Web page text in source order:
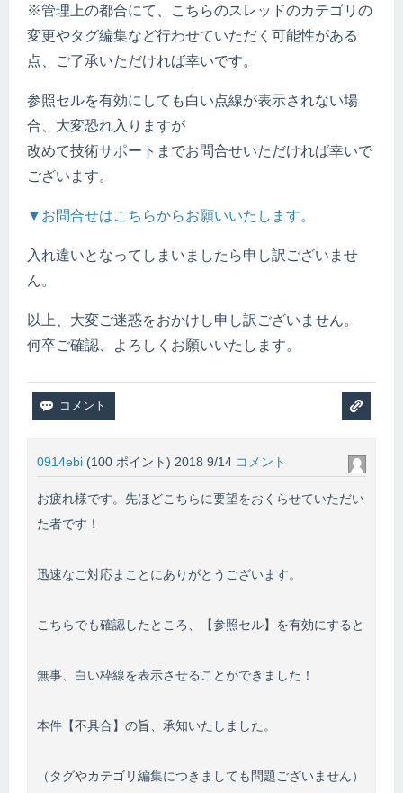
※管理上の都合にて、こちらのスレッドのカテゴリの
変更やタグ編集など行わせていただく可能性がある
点、ご了承いただければ幸いです。
参照セルを有効にしても白い点線が表示されない場
合、大変恐れ入りますが
改めて技術サポートまでお問合せいただければ幸いで
ございます。
▼お問合せはこちらからお願いいたします。
入れ違いとなってしまいましたら申し訳ございませ
ん。
以上、大変ご迷惑をおかけし申し訳ございません。
何卒ご確認、よろしくお願いいたします。
0914ebi (100 ポイント) 2018 9/14 コメント
お疲れ様です。先ほどこちらに要望をおくらせていただい
た者です！
迅速なご対応まことにありがとうございます。
こちらでも確認したところ、【参照セル】を有効にすると
無事、白い枠線を表示させることができました！
本件【不具合】の旨、承知いたしました。
（タグやカテゴリ編集につきましても問題ございません）